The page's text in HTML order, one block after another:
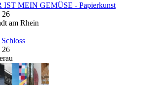
IST MEIN GEMÜSE - Papierkunst
26
am Rhein
26